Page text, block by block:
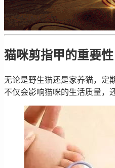
猫咪剪指甲的重要性
无论是野生猫还是家养猫，定
不仅会影响猫咪的生活质量，